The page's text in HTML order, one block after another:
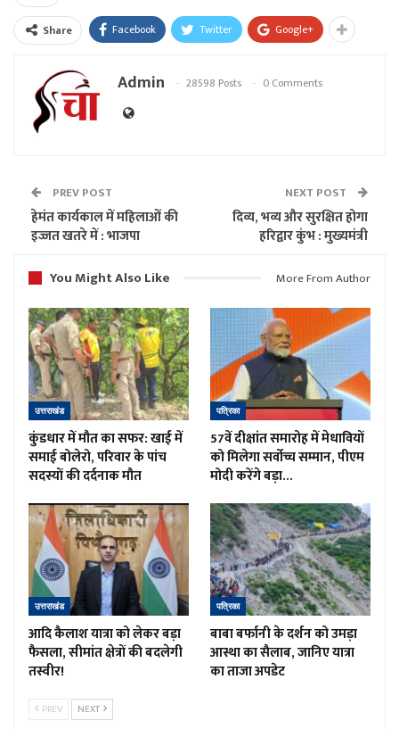
Share Facebook Twitter Google+
Admin 28598 Posts 0 Comments
PREV POST
हेमंत कार्यकाल में महिलाओं की
इज्जत खतरे में : भाजपा
NEXT POST
दिव्य, भव्य और सुरक्षित होगा
हरिद्वार कुंभ : मुख्यमंत्री
You Might Also Like
More From Author
उत्तराखंड
कुंडधार में मौत का सफर: खाई में
समाई बोलेरो, परिवार के पांच
सदस्यों की दर्दनाक मौत
पत्रिका
57वें दीक्षांत समारोह में मेधावियों
को मिलेगा सर्वोच्च सम्मान, पीएम
मोदी करेंगे बड़ा…
उत्तराखंड
आदि कैलाश यात्रा को लेकर बड़ा
फैसला, सीमांत क्षेत्रों की बदलेगी
तस्वीर!
पत्रिका
बाबा बर्फानी के दर्शन को उमड़ा
आस्था का सैलाब, जानिए यात्रा
का ताजा अपडेट
PREV NEXT